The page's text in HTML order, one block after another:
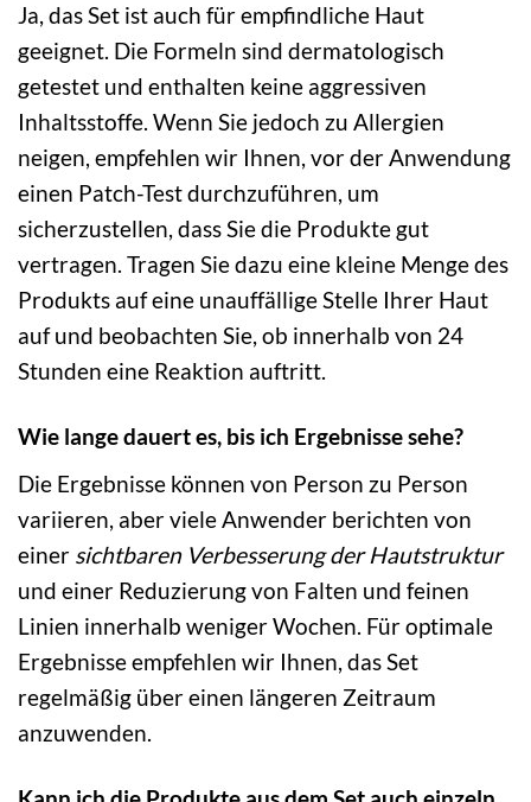
Ja, das Set ist auch für empfindliche Haut
geeignet. Die Formeln sind dermatologisch
getestet und enthalten keine aggressiven
Inhaltsstoffe. Wenn Sie jedoch zu Allergien
neigen, empfehlen wir Ihnen, vor der Anwendung
einen Patch-Test durchzuführen, um
sicherzustellen, dass Sie die Produkte gut
vertragen. Tragen Sie dazu eine kleine Menge des
Produkts auf eine unauffällige Stelle Ihrer Haut
auf und beobachten Sie, ob innerhalb von 24
Stunden eine Reaktion auftritt.
Wie lange dauert es, bis ich Ergebnisse sehe?
Die Ergebnisse können von Person zu Person
variieren, aber viele Anwender berichten von
einer sichtbaren Verbesserung der Hautstruktur
und einer Reduzierung von Falten und feinen
Linien innerhalb weniger Wochen. Für optimale
Ergebnisse empfehlen wir Ihnen, das Set
regelmäßig über einen längeren Zeitraum
anzuwenden.